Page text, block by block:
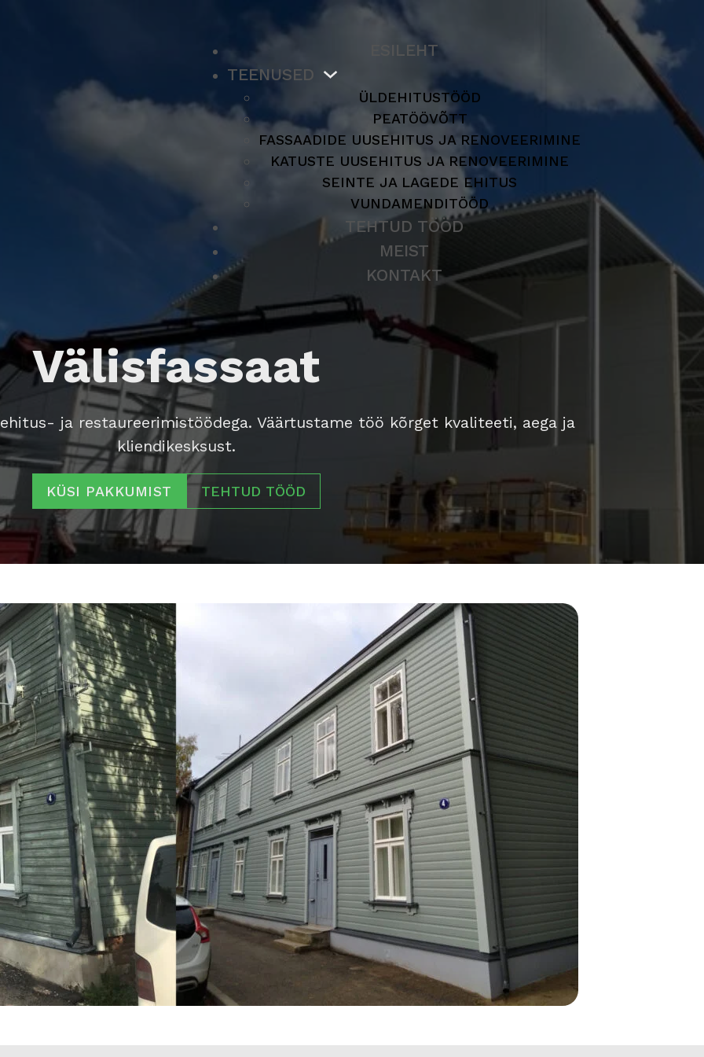
ESILEHT
TEENUSED
ÜLDEHITUSTÖÖD
PEATÖÖVÕTT
FASSAADIDE UUSEHITUS JA RENOVEERIMINE
KATUSTE UUSEHITUS JA RENOVEERIMINE
SEINTE JA LAGEDE EHITUS
VUNDAMENDITÖÖD
TEHTUD TÖÖD
MEIST
KONTAKT
Välisfassaat
ja restaureerimistöödega. Väärtustame töö kõrget kvaliteeti, aega ja
kliendikesksust.
KÜSI PAKKUMIST TEHTUD TÖÖD